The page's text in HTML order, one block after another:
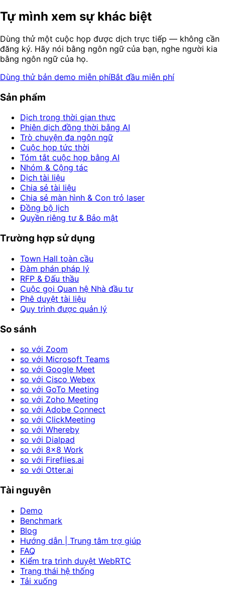
Tự mình xem sự khác biệt
Dùng thử một cuộc họp được dịch trực tiếp — không cần
đăng ký. Hãy nói bằng ngôn ngữ của bạn, nghe người kia
bằng ngôn ngữ của họ.
Dùng thử bản demo miễn phíBắt đầu miễn phí
Sản phẩm
Dịch trong thời gian thực
Phiên dịch đồng thời bằng AI
Trò chuyện đa ngôn ngữ
Cuộc họp tức thời
Tóm tắt cuộc họp bằng AI
Nhóm & Cộng tác
Dịch tài liệu
Chia sẻ tài liệu
Chia sẻ màn hình & Con trỏ laser
Đồng bộ lịch
Quyền riêng tư & Bảo mật
Trường hợp sử dụng
Town Hall toàn cầu
Đàm phán pháp lý
RFP & Đấu thầu
Cuộc gọi Quan hệ Nhà đầu tư
Phê duyệt tài liệu
Quy trình được quản lý
So sánh
so với Zoom
so với Microsoft Teams
so với Google Meet
so với Cisco Webex
so với GoTo Meeting
so với Zoho Meeting
so với Adobe Connect
so với ClickMeeting
so với Whereby
so với Dialpad
so với 8x8 Work
so với Fireflies.ai
so với Otter.ai
Tài nguyên
Demo
Benchmark
Blog
Hướng dẫn | Trung tâm trợ giúp
FAQ
Kiểm tra trình duyệt WebRTC
Trạng thái hệ thống
Tải xuống